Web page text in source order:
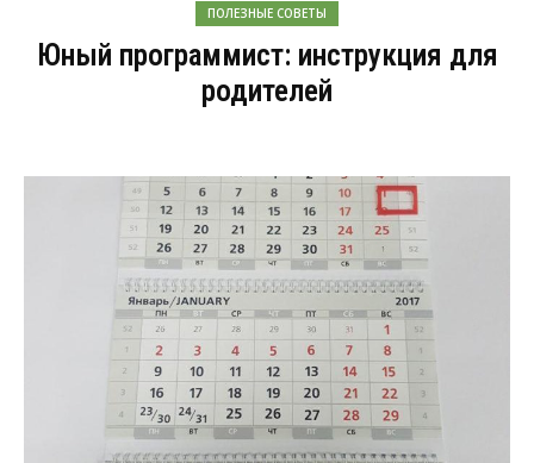
ПОЛЕЗНЫЕ СОВЕТЫ
Юный программист: инструкция для
родителей